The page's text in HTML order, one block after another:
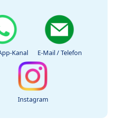
Kanal E-Mail / Telefon
Instagram